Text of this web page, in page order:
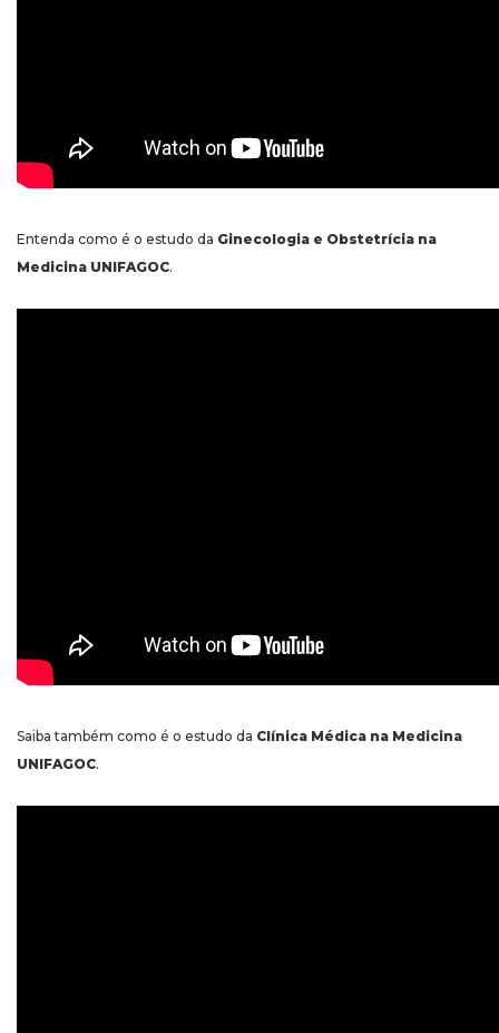
Entenda como é o estudo da Ginecologia e Obstetrícia na
Medicina UNIFAGOC.
Saiba também como é o estudo da Clínica Médica na Medicina
UNIFAGOC.